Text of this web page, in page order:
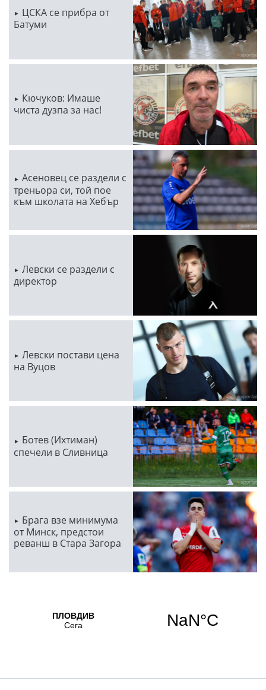
ЦСКА се прибра от
Батуми
Кючуков: Имаше
чиста дузпа за нас!
Асеновец се раздели с
треньора си, той пое
към школата на Хебър
Левски се раздели с
директор
Левски постави цена
на Вуцов
Ботев (Ихтиман)
спечели в Сливница
Брага взе минимума
от Минск, предстои
реванш в Стара Загора